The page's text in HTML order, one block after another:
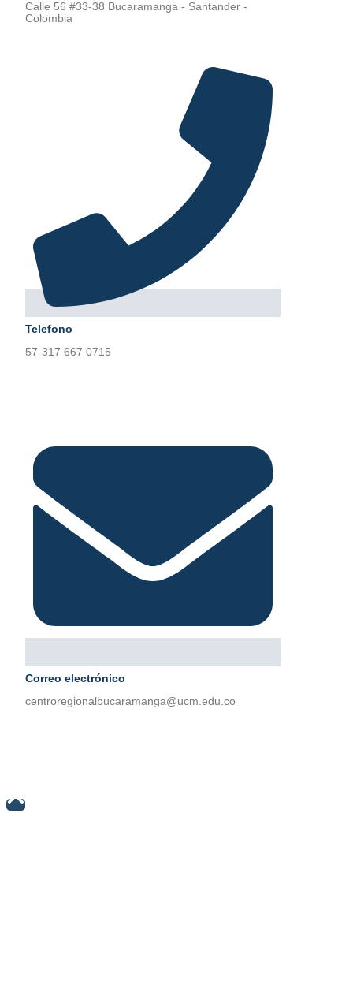
Calle 56 #33-38 Bucaramanga - Santander -
Colombia
Telefono
57-317 667 0715
Correo electrónico
centroregionalbucaramanga@ucm.edu.co